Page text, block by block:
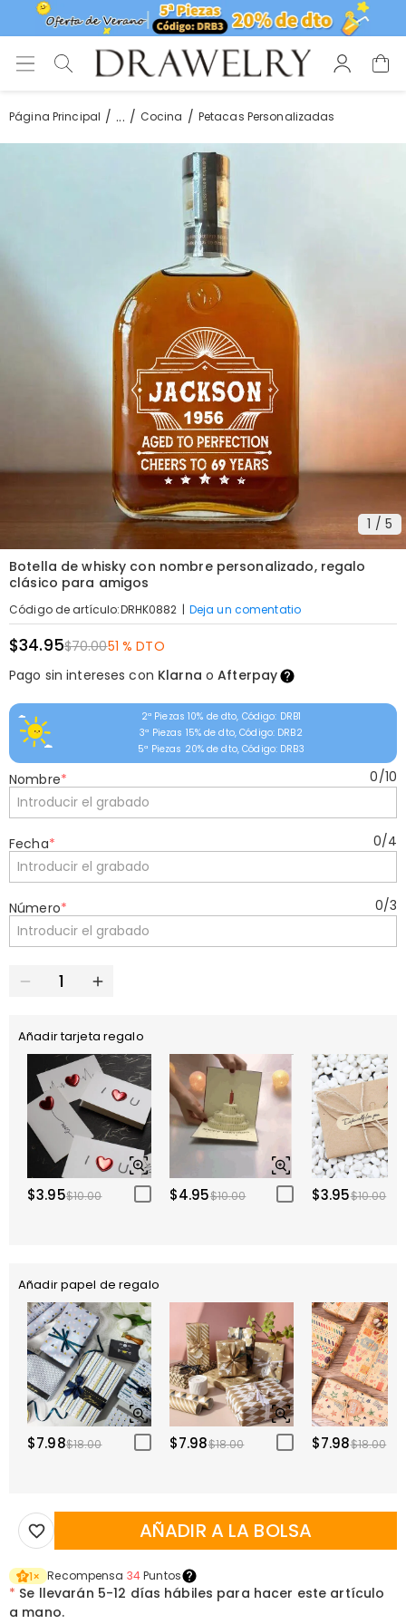
Página Principal ... Cocina Petacas Personalizadas
1 / 5
Botella de whisky con nombre personalizado, regalo
clásico para amigos
Código de artículo:DRHK0882 | Deja un comentatio
$34.95$70.0051 % DTO
Pago sin intereses con Klarna oAfterpay
2ª Piezas 10% de dto, Código: DRB1
3ª Piezas 15% de dto, Código: DRB2
5ª Piezas 20% de dto, Código: DRB3
Nombre* 0/10
Fecha* 0/4
Número* 0/3
Añadir tarjeta regalo
$3.95$10.00 $4.95$10.00 $3.95$10.00
Añadir papel de regalo
$7.98$18.00 $7.98$18.00 $7.98$18.00
AÑADIR A LA BOLSA
1× Recompensa 34Puntos
* Se llevarán 5-12 días hábiles para hacer este artículo
a mano.